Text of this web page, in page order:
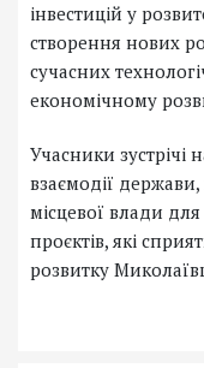
інвестицій у
створення нових
сучасних
економічному
Учасники зустрічі
взаємодії держави,
місцевої влади
проєктів, які
розвитку